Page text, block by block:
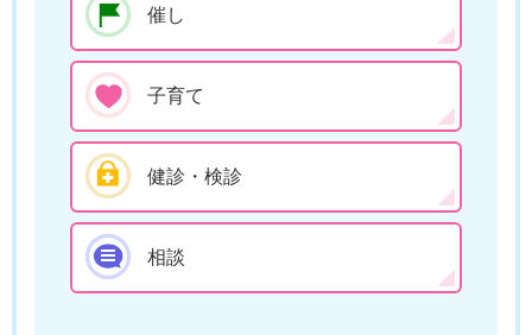
催し
子育て
健診・検診
相談